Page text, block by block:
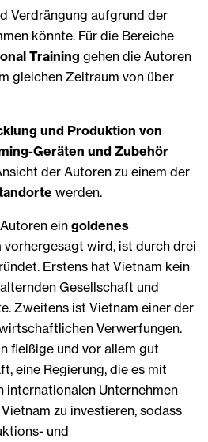
Verdrängung aufgrund der
könnte. Für die Bereiche
Training gehen die Autoren
gleichen Zeitraum von über
und Produktion von
Geräten und Zubehör
der Autoren zu einem der
werden.
ein goldenes
vorhergesagt wird, ist durch drei
Erstens hat Vietnam kein
Gesellschaft und
Zweitens ist Vietnam einer der
Verwerfungen.
fleißige und vor allem gut
eine Regierung, die es mit
internationalen Unternehmen
zu investieren, sodass
und